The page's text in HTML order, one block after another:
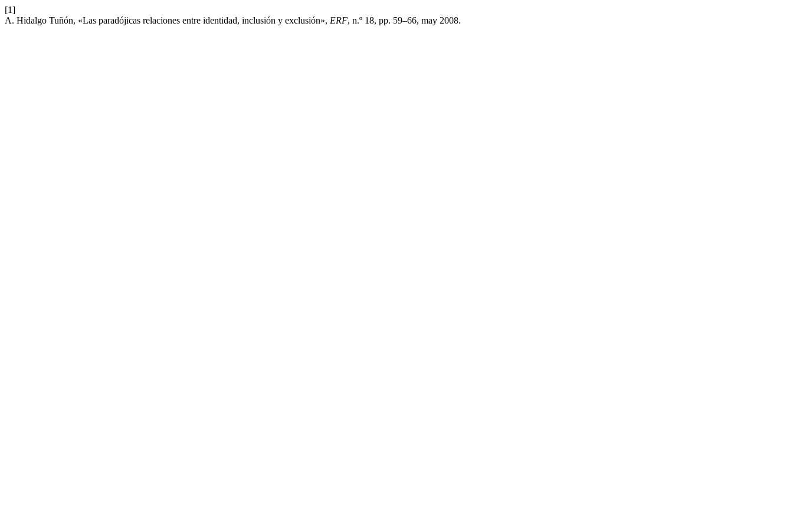
[1]
A. Hidalgo Tuñón, «Las paradójicas relaciones entre identidad, inclusión y exclusión», ERF, n.º 18, pp. 59–66, may 2008.